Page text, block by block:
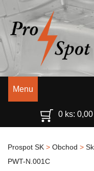
Menu
0 ks:
Prospot SK > Obchod >
PWT-N.001C